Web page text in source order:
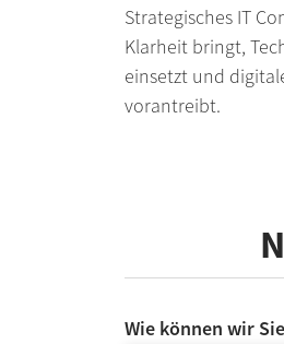
Strategisches IT
Klar­heit bringt,
einsetzt und
vorantreibt.
Wie können wir